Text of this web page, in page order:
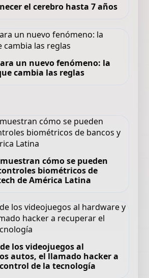
el cerebro hasta 7 años
un nuevo fenómeno: la
cambia las reglas
muestran cómo se pueden
biométricos de
de América Latina
de los videojuegos al
autos, el llamado hacker a
de la tecnología